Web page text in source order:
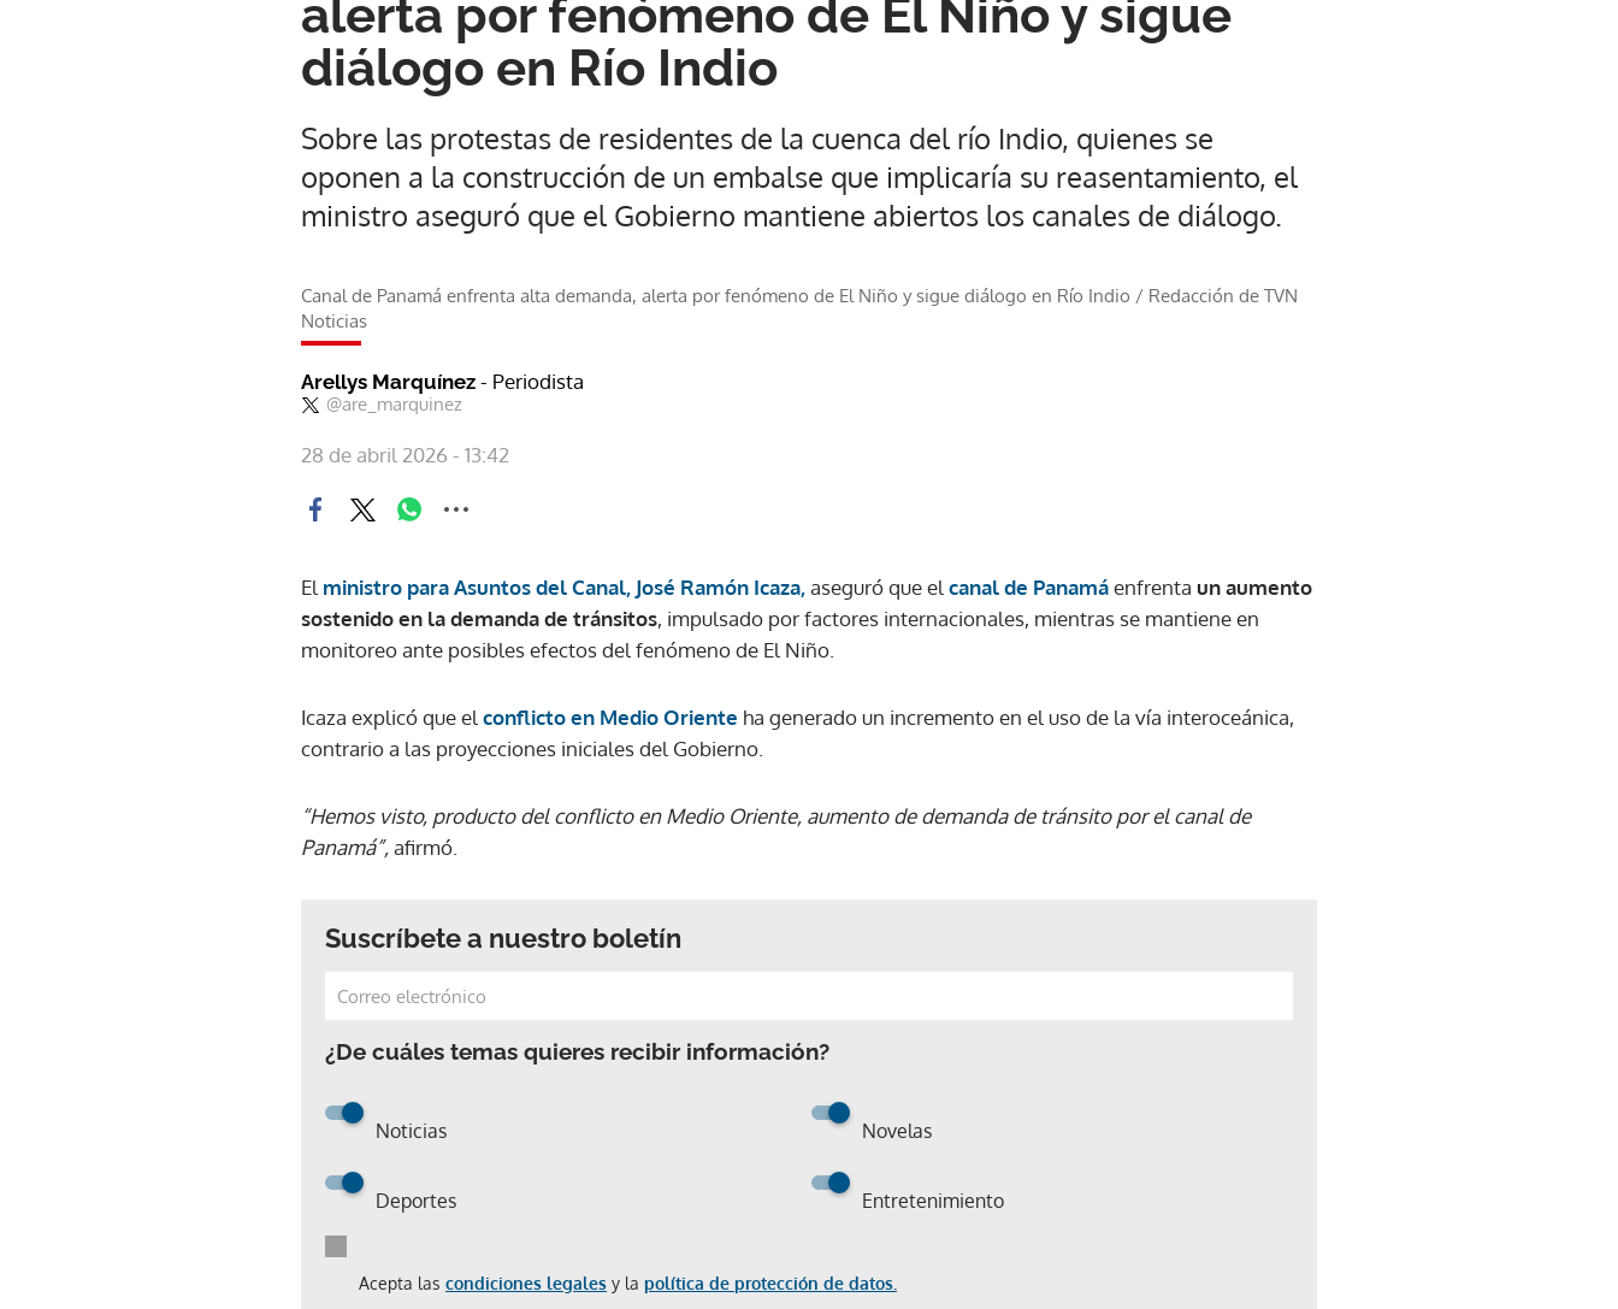
alerta por fenómeno de El Niño y sigue
diálogo en Río Indio
Sobre las protestas de residentes de la cuenca del río Indio, quienes se
oponen a la construcción de un embalse que implicaría su reasentamiento, el
ministro aseguró que el Gobierno mantiene abiertos los canales de diálogo.
Canal de Panamá enfrenta alta demanda, alerta por fenómeno de El Niño y sigue diálogo en Río Indio / Redacción de TVN
Noticias
Arellys Marquínez - Periodista
@are_marquinez
28 de abril 2026 - 13:42
El ministro para Asuntos del Canal, José Ramón Icaza,aseguró que el canal de Panamáenfrenta un aumento
sostenido en la demanda de tránsitos, impulsado por factores internacionales, mientras se mantiene en
monitoreo ante posibles efectos del fenómeno de El Niño.
Icaza explicó que el conflicto en Medio Oriente ha generado un incremento en el uso de la vía interoceánica,
contrario a las proyecciones iniciales del Gobierno.
“Hemos visto, producto del conflicto en Medio Oriente, aumento de demanda de tránsito por el canal de
Panamá”,afirmó.
Suscríbete a nuestro boletín
¿De cuáles temas quieres recibir información?
Noticias Novelas
Deportes Entretenimiento
Acepta las condiciones legales y la política de protección de datos.